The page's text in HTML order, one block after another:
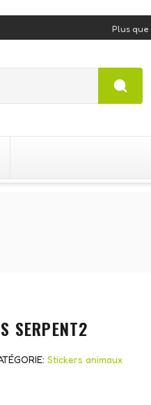
Plus que
SERPENT2
Stickers animaux